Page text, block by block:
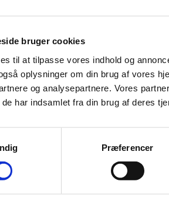
bruger cookies
til at tilpasse vores indhold og
oplysninger om din brug af vores
og analysepartnere. Vores
har indsamlet fra din brug af deres
Præferencer